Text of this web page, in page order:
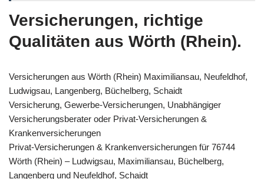
Versicherungen, richtige
Qualitäten aus Wörth (Rhein).
Versicherungen aus Wörth (Rhein) Maximiliansau, Neufeldhof,
Ludwigsau, Langenberg, Büchelberg, Schaidt
Versicherung, Gewerbe-Versicherungen, Unabhängiger
Versicherungsberater oder Privat-Versicherungen &
Krankenversicherungen
Privat-Versicherungen & Krankenversicherungen für 76744
Wörth (Rhein) – Ludwigsau, Maximiliansau, Büchelberg,
Langenberg und Neufeldhof, Schaidt